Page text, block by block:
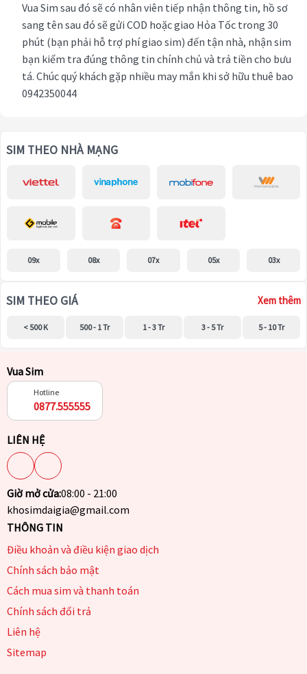
Vua Sim sau đó sẽ có nhân viên tiếp nhận thông tin, hồ sơ
sang tên sau đó sẽ gửi COD hoặc giao Hỏa Tốc trong 30
phút (bạn phải hỗ trợ phí giao sim) đến tận nhà, nhận sim
bạn kiểm tra đúng thông tin chính chủ và trả tiền cho bưu
tá. Chúc quý khách gặp nhiều may mắn khi sở hữu thuê bao
0942350044
SIM THEO NHÀ MẠNG
09x 08x 07x 05x 03x
SIM THEO GIÁ Xem thêm
< 500 K 500 - 1 Tr 1 - 3 Tr 3 - 5 Tr 5 - 10 Tr
Vua Sim
Hotline
0877.555555
LIÊN HỆ
Giờ mở cửa:08:00 - 21:00
khosimdaigia@gmail.com
THÔNG TIN
Điều khoản và điều kiện giao dịch
Chính sách bảo mật
Cách mua sim và thanh toán
Chính sách đổi trả
Liên hệ
Sitemap